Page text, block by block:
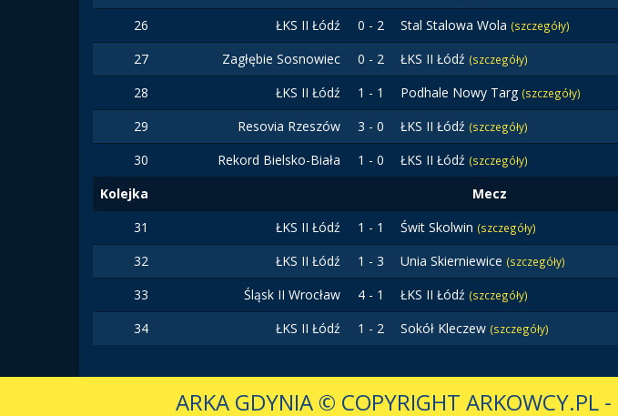
26
ŁKS II Łódź 0 - 2 Stal Stalowa Wola (szczegóły)
27
Zagłębie Sosnowiec 0 - 2 ŁKS II Łódź (szczegóły)
28 ŁKS II Łódź 1 - 1 Podhale Nowy Targ (szczegóły)
29 Resovia Rzeszów 3 - 0 ŁKS II Łódź (szczegóły)
30
Rekord Bielsko-Biała 1 - 0 ŁKS II Łódź (szczegóły)
Kolejka
Mecz
31
ŁKS II Łódź 1 - 1 Świt Skolwin (szczegóły)
32
ŁKS II Łódź 1 - 3 Unia Skierniewice (szczegóły)
33
Śląsk II Wrocław 4 - 1 ŁKS II Łódź (szczegóły)
34 ŁKS II Łódź 1 - 2 Sokół Kleczew (szczegóły)
ARKA GDYNIA© COPYRIGHT ARKOWCY.PL -